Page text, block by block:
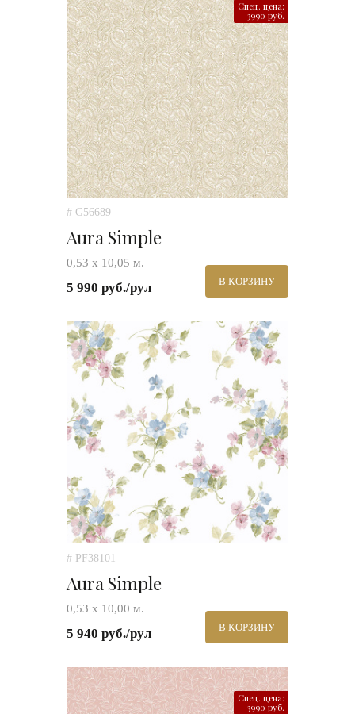
Спец. цена:
3990 руб.
# G56689
Aura Simple
0,53 х 10,05 м.
5 990 руб./рул В КОРЗИНУ
# PF38101
Aura Simple
0,53 х 10,00 м.
5 940 руб./рул В КОРЗИНУ
Спец. цена:
3990 руб.